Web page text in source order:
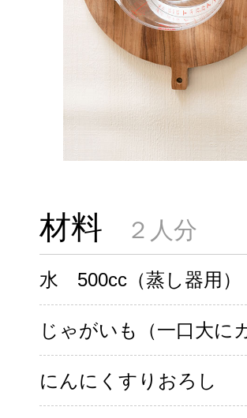
材料 ２人分
水 500cc（蒸し器用）
じゃがいも（一口大に
にんにくすりおろし